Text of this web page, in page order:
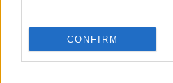
CONFIRM